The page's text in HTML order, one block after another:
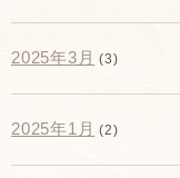
2025年3月 (3)
2025年1月 (2)